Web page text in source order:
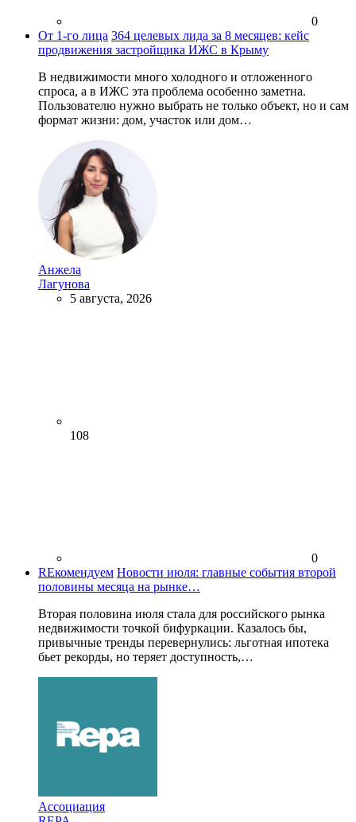
0
От 1-го лица 364 целевых лида за 8 месяцев: кейс
продвижения застройщика ИЖС в Крыму
В недвижимости много холодного и отложенного
спроса, а в ИЖС эта проблема особенно заметна.
Пользователю нужно выбрать не только объект, но и сам
формат жизни: дом, участок или дом…
Анжела
Лагунова
5 августа, 2026
108
0
REкомендуем Новости июля: главные события второй
половины месяца на рынке…
Вторая половина июля стала для российского рынка
недвижимости точкой бифуркации. Казалось бы,
привычные тренды перевернулись: льготная ипотека
бьет рекорды, но теряет доступность,…
Ассоциация